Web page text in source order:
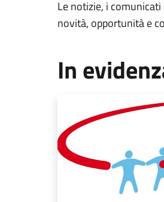
Le notizie, i
novità, opportunità e
In